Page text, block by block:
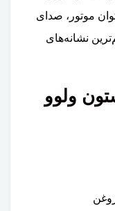
موتور، صدای
نشانه‌های
ولوو